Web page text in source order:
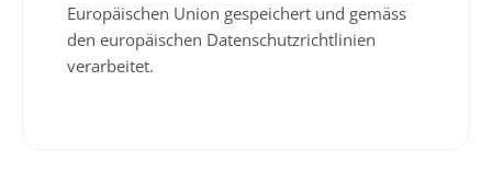
Europäischen Union gespeichert und gemäss
den europäischen Datenschutzrichtlinien
verarbeitet.